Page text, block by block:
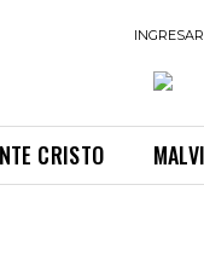
INGRESAR
CRISTO